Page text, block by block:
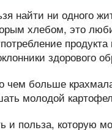
найти ни одного
хлебом, это
здорового
чем больше
молодой
и польза, которую